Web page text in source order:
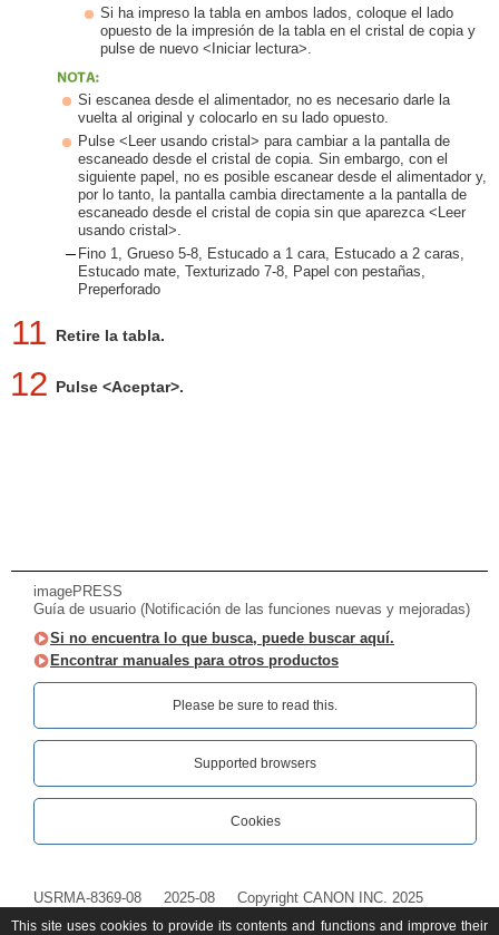
Si ha impreso la tabla en ambos lados, coloque el lado
opuesto de la impresión de la tabla en el cristal de copia y
pulse de nuevo <Iniciar lectura>.
Si escanea desde el alimentador, no es necesario darle la
vuelta al original y colocarlo en su lado opuesto.
Pulse <Leer usando cristal> para cambiar a la pantalla de
escaneado desde el cristal de copia. Sin embargo, con el
siguiente papel, no es posible escanear desde el alimentador y,
por lo tanto, la pantalla cambia directamente a la pantalla de
escaneado desde el cristal de copia sin que aparezca <Leer
usando cristal>.
Fino 1, Grueso 5-8, Estucado a 1 cara, Estucado a 2 caras,
Estucado mate, Texturizado 7-8, Papel con pestañas,
Preperforado
11 Retire la tabla.
12 Pulse <Aceptar>.
imagePRESS
Guía de usuario (Notificación de las funciones nuevas y mejoradas)
Si no encuentra lo que busca, puede buscar aquí.
Encontrar manuales para otros productos
Please be sure to read this.‎
Supported browsers
Cookies
USRMA-8369-08 2025-08 Copyright CANON INC. 2025
This site uses cookies to provide its contents and functions and improve their